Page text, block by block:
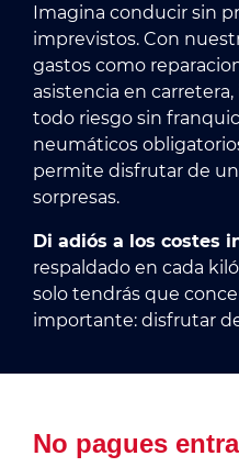
Imagina conducir sin
imprevistos. Con
gastos como
asistencia en
todo riesgo sin
neumáticos
permite disfrutar de
sorpresas.
Di adiós a los costes
respaldado en cada
solo tendrás que
importante: disfrutar
No pagues